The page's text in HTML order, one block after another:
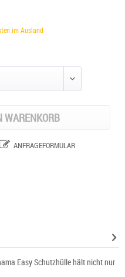
im Ausland
WARENKORB
ANFRAGEFORMULAR
Easy Schutzhülle hält nicht nur